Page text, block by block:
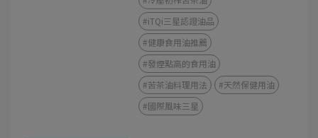
#iTQi三星認證油品
#健康食用油推薦
#發煙點高的食用油
#苦茶油料理用法
#天然保健用油
#國際風味三星